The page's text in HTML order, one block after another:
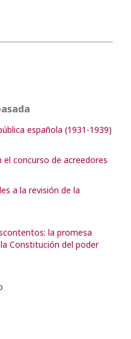
española (1931-1939)
concurso de acreedores
a la revisión de la
la promesa
Constitución del poder